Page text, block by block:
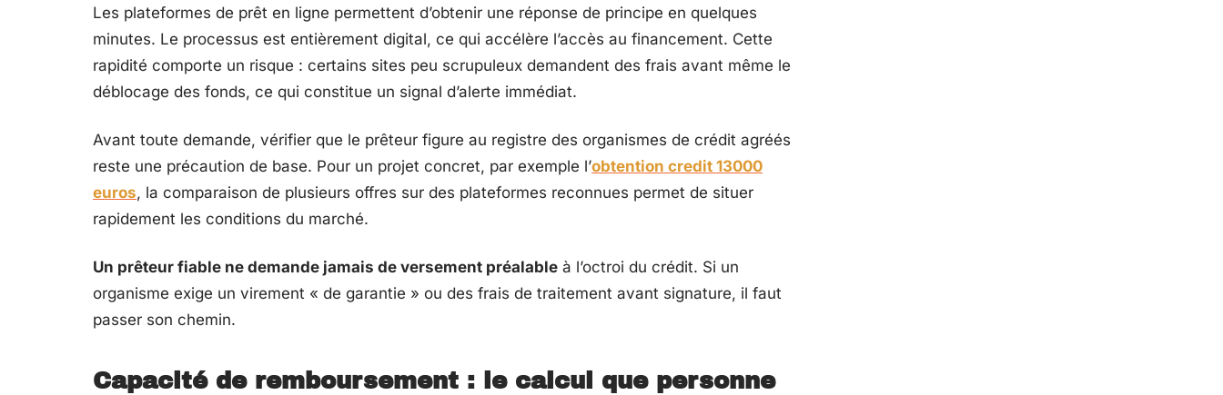
Les plateformes de prêt en ligne permettent d’obtenir une réponse de principe en quelques
minutes. Le processus est entièrement digital, ce qui accélère l’accès au financement. Cette
rapidité comporte un risque : certains sites peu scrupuleux demandent des frais avant même le
déblocage des fonds, ce qui constitue un signal d’alerte immédiat.
Avant toute demande, vérifier que le prêteur figure au registre des organismes de crédit agréés
reste une précaution de base. Pour un projet concret, par exemple l’obtention credit 13000
euros, la comparaison de plusieurs offres sur des plateformes reconnues permet de situer
rapidement les conditions du marché.
Un prêteur fiable ne demande jamais de versement préalable à l’octroi du crédit. Si un
organisme exige un virement « de garantie » ou des frais de traitement avant signature, il faut
passer son chemin.
Capacité de remboursement : le calcul que personne